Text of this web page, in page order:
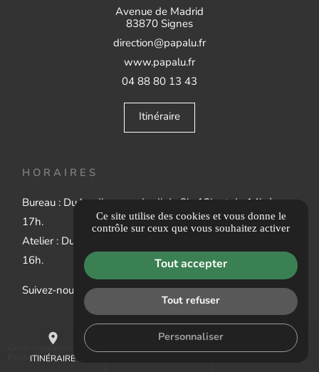
place
ITINÉRAIRE
mail
Avenue de Madrid
83870 Signes
direction@papalu.fr
www.papalu.fr
04 88 80 13 43
Itinéraire
HORAIRES
Bureau : Du lundi au vendredi de 8h-12h et de 14h à
17h.
Atelier : Du lundi au vendredi 6h30 - 12h et de 13h à
16h.
Suivez-nous :
Informations complémentaires
Politique de confidentialité
Ce site utilise des cookies et vous donne le
contrôle sur ceux que vous souhaitez activer
Tout accepter
Tout refuser
Personnaliser